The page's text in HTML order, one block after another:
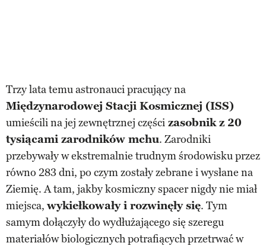
Trzy lata temu astronauci pracujący na
Międzynarodowej Stacji Kosmicznej (ISS)
umieścili na jej zewnętrznej części zasobnik z 20
tysiącami zarodników mchu. Zarodniki
przebywały w ekstremalnie trudnym środowisku przez
równo 283 dni, po czym zostały zebrane i wysłane na
Ziemię. A tam, jakby kosmiczny spacer nigdy nie miał
miejsca, wykiełkowały i rozwinęły się. Tym
samym dołączyły do wydłużającego się szeregu
materiałów biologicznych potrafiących przetrwać w